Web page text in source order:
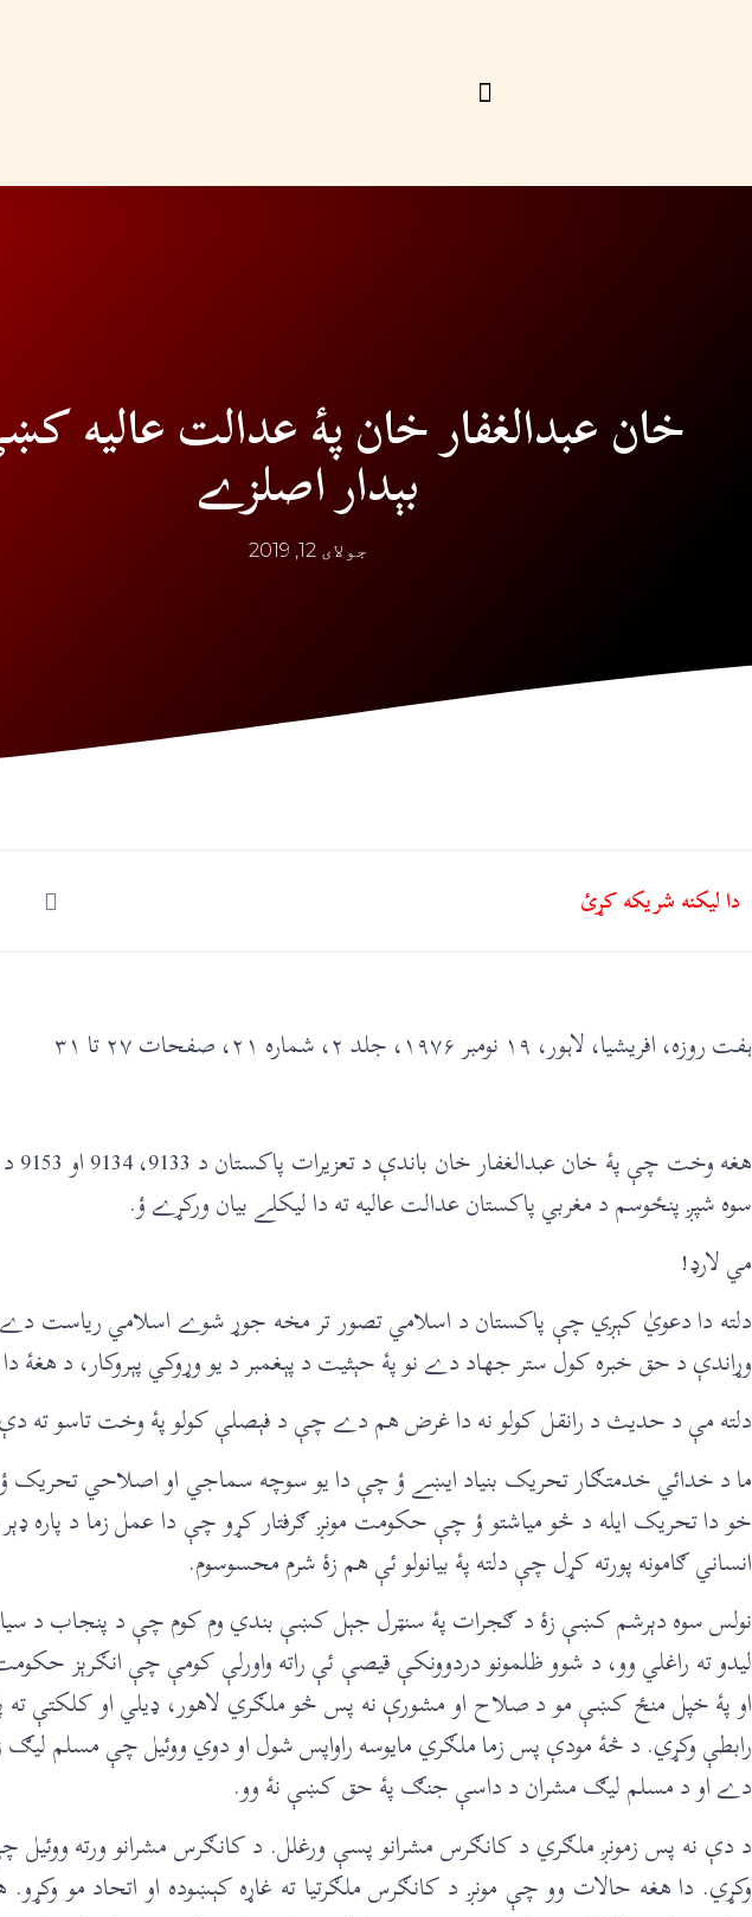
خان عبدالغفار خان پۀ عدالت عالیه
بېدار اصلزے
جولای 12, 2019
دا ليکنه شريکه کړئ
ہفت روزہ، افریشیا، لاہور، ۱۹ نومبر ۱۹۷۶، جلد ۲، شمارہ ۲۱، صفحات ۲۷ تا ۳۱
سوه شپږ پنځوسم د مغربي پاکستان عدالت عاليه ته دا ليکلے بيان ورکړے ؤ.
مي لارډ!
دلته دا دعويٰ کېږي چې پاکستان د اسلامي تصور تر مخه جوړ شوے اسلامي رياست
وړاندې د حق خبره کول ستر جهاد دے نو پۀ حېثيت د پېغمبر د يو وړوکي پېروکار، د هغۀ
دلته مې د حديث د رانقل کولو نه دا غرض هم دے چې د فېصلې کولو پۀ وخت تاسو ته
ما د خدائي خدمتګار تحريک بنياد ايښے ؤ چې دا يو سوچه سماجي او اصلاحي تحريک ؤ
خو دا تحريک ايله د څو مياشتو ؤ چې حکومت مونږ ګرفتار کړو چې دا عمل زما د پاره
انساني ګامونه پورته کړل چې دلته پۀ بيانولو ئې هم زۀ شرم محسوسوم.
نولس سوه دېرشم کښې زۀ د ګجرات پۀ سنټرل جېل کښې بندي وم کوم چې د پنجاب د
ليدو ته راغلي وو، د شوو ظلمونو دردوونکې قيصې ئې راته واورلې کومې چې انګرېز
او پۀ خپل منځ کښې مو د صلاح او مشورې نه پس څو ملګري لاهور، ډیلي او کلکتې ته
رابطې وکړي. د څۀ مودې پس زما ملګري مايوسه راواپس شول او دوي ووئيل چې مسلم
دے او د مسلم ليګ مشران د داسې جنګ پۀ حق کښې نۀ وو.
د دې نه پس زمونږ ملګري د کانګرس مشرانو پسې ورغلل. د کانګرس مشرانو ورته
وکړي. دا هغه حالات وو چې مونږ د کانګرس ملګرتيا ته غاړه کېښوده او اتحاد مو